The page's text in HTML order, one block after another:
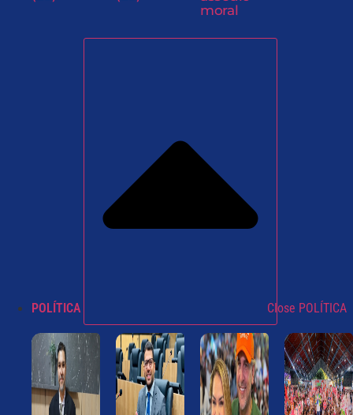
moral
POLÍTICA Close POLÍTICA